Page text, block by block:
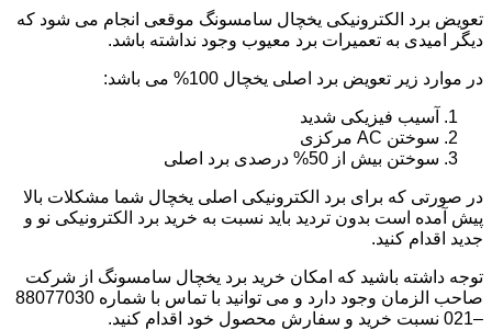
تعویض برد الکترونیکی یخچال سامسونگ موقعی انجام می شود که
دیگر امیدی به تعمیرات برد معیوب وجود نداشته باشد.
در موارد زیر تعویض برد اصلی یخچال 100% می باشد:
آسیب فیزیکی شدید
سوختن AC مرکزی
سوختن بیش از 50% درصدی برد اصلی
در صورتی که برای برد الکترونیکی اصلی یخچال شما مشکلات بالا
پیش آمده است بدون تردید باید نسبت به خرید برد الکترونیکی نو و
جدید اقدام کنید.
توجه داشته باشید که امکان خرید برد یخچال سامسونگ از شرکت
صاحب الزمان وجود دارد و می توانید با تماس با شماره 88077030
–021 نسبت خرید و سفارش محصول خود اقدام کنید.